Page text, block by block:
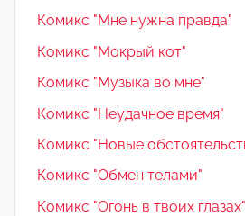
Комикс "Мне нужна правда"
Комикс "Мокрый кот"
Комикс "Музыка во мне"
Комикс "Неудачное время"
Комикс "Новые
Комикс "Обмен телами"
Комикс "Огонь в твоих глазах"